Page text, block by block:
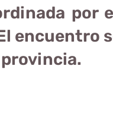
por
encuentro